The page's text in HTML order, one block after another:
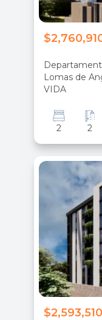
Lomas de
VIDA
2 2
$2,593,510